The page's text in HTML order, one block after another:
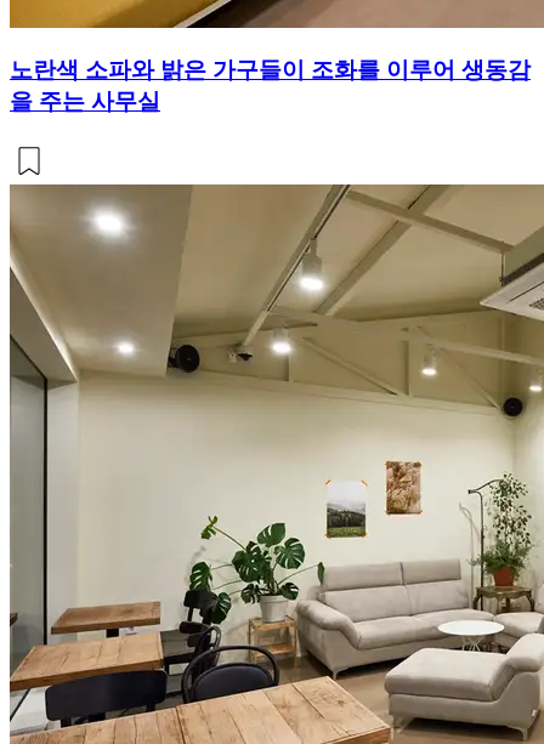
노란색 소파와 밝은 가구들이 조화를 이루어 생동감
을 주는 사무실